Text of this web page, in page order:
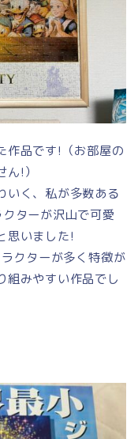
作品です!（お部屋の
!）
いく、私が多数ある
ターが沢山で可愛
思いました!
クターが多く特徴が
組みやすい作品でし